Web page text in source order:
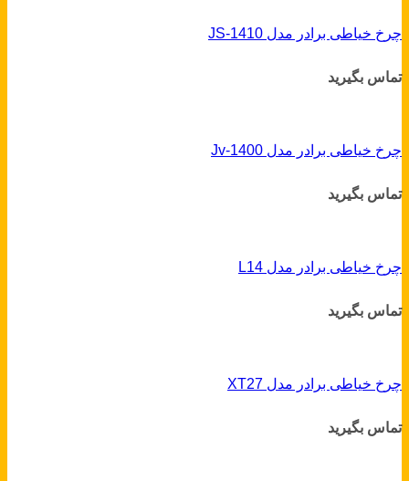
چرخ خیاطی برادر مدل JS-1410
تماس بگیرید
چرخ خیاطی برادر مدل Jv-1400
تماس بگیرید
چرخ خیاطی برادر مدل L14
تماس بگیرید
چرخ خیاطی برادر مدل XT27
تماس بگیرید